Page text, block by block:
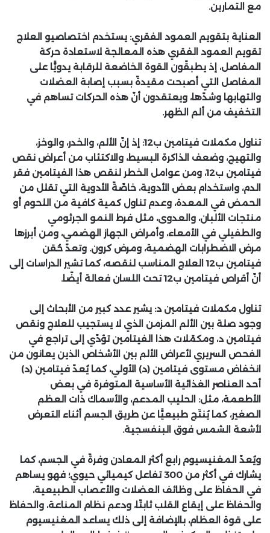
مع التمارين.
العناية بتقويم العمود الفقري: يستخدم اختصاصيو العلاج
تقويم العمود الفقري هذه المعالجة لاستعادة حركة
المفاصل، إذ يطبقّون القوة الخاضعة للرقابة يدويًّا على
المفاصل التي أصبحت مقيدةً بسبب إصابة العضلات
والتهابها وشدّها، ويعتقدون أنّ هذه الحركات تساهم في
التخفيف من ألم الظهر.
تناول مكملات فيتامين ب12:
إذ إنّ الألم، والخدر، والوخز،
والتهيج، وضعف الذاكرة البسيط، والاكتئاب من أعراض نقص
فيتامين ب12، ومن عوامل الخطر لنقص هذا الفيتامين فقر
الدم، واستخدام بعض الأدوية، خاصّةً الأدوية التي تقلل من
الحمض في المعدة، وعدم تناول كمية كافية من اللحوم أو
منتجات الألبان، والعدوى، مثل فرط النمو الجرثومي
والطفيلي في الأمعاء، وأمراض الجهاز الهضمي، ومن أبرزها
مرض الاضطرابات الهضمية، ومرض كرون. وتعدّ حُقن
فيتامين ب12 العلاج المناسب لنقصه، كما تشير الدراسات إلى
أنّ أقراص فيتامين ب12 تحت اللسان فعالة أيضًا.
تناول مكملات فيتامين د: يشير عدد كبير من الأبحاث إلى
وجود صلة بين الألم المزمن الذي لا يستجيب للعلاج ونقص
فيتامين د، ومكمّلات هذا الفيتامين تؤدّي إلى تراجع في
الفحص السريري لأعراض الألم بين الأشخاص الذين يعانون من
انخفاض مستوى فيتامين (د) الأولي، كما يُعدّ فيتامين (د)
أحد العناصر الغذائية الأساسية المتوفرة في بعض
الأطعمة، مثل: الحليب المدعم، والأسماك ذات العظم
الصغير، كما يُنتَج طبيعيًّا عن طريق الجسم أثناء التعرض
لأشعة الشمس فوق البنفسجية.
ويُعدّ المغنيسيوم رابع أكثر المعادن وفرةً في الجسم، كما
يشارك في أكثر من 300 تفاعل كيميائي حيوي؛ فهو يساهم
في الحفاظ على وظائف العضلات والأعصاب الطبيعية،
والحفاظ على إيقاع القلب ثابتًا، ودعم نظام المناعة، والحفاظ
على قوة العظام، بالإضافة إلى ذلك يساعد المغنيسيوم